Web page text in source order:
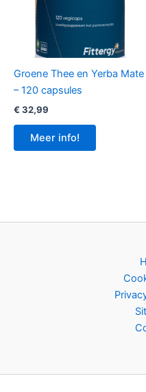
Groene Thee en Yerba Mate
– 120 capsules
€ 32,99
Meer info!